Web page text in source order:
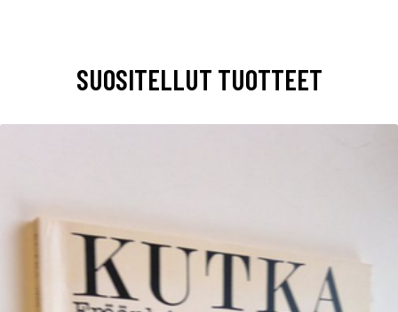
SUOSITELLUT TUOTTEET